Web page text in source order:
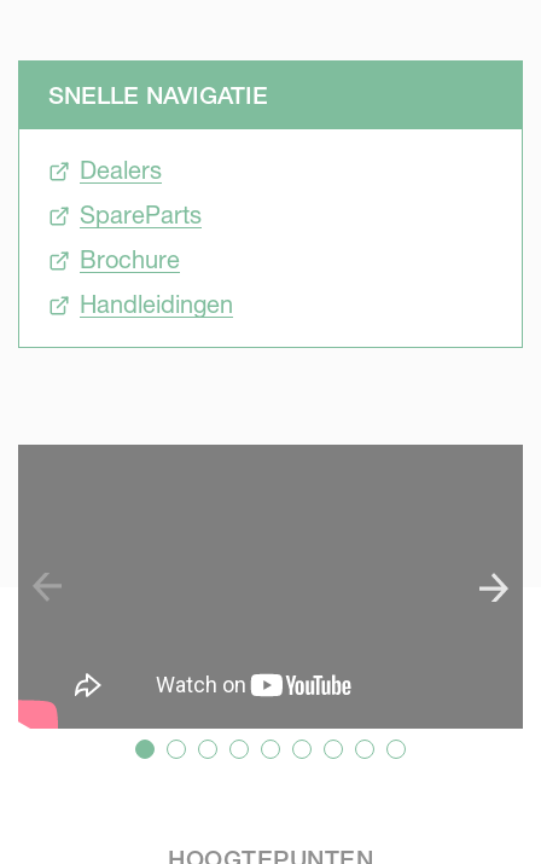
SNELLE NAVIGATIE
Dealers
SpareParts
Brochure
Handleidingen